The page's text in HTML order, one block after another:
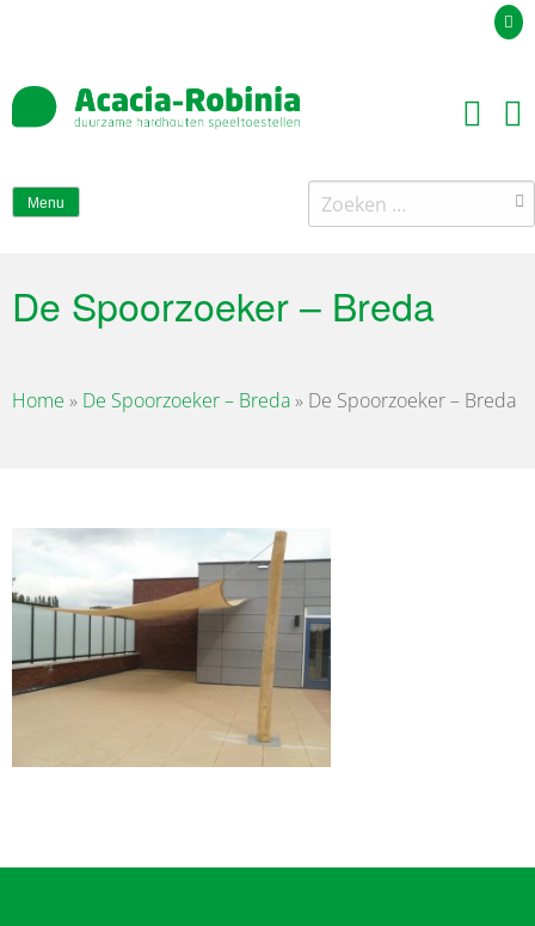
Menu
Zoeken
naar:
De Spoorzoeker – Breda
Home » De Spoorzoeker – Breda» De Spoorzoeker – Breda